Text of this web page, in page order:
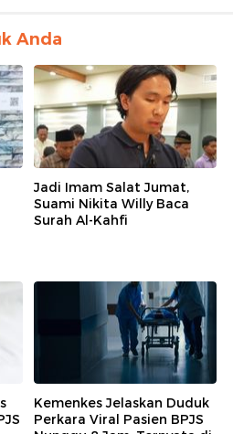
Anda
Jadi Imam Salat Jumat,
Suami Nikita Willy Baca
Surah Al-Kahfi
Kemenkes Jelaskan Duduk
Perkara Viral Pasien BPJS